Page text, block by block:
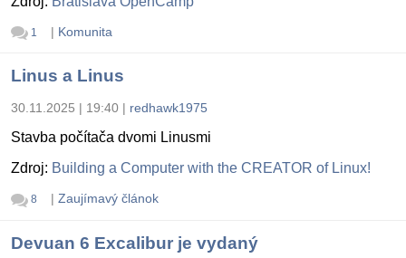
1 | Komunita
Linus a Linus
30.11.2025 | 19:40 | redhawk1975
Stavba počítača dvomi Linusmi
Zdroj: Building a Computer with the CREATOR of Linux!
8 | Zaujímavý článok
Devuan 6 Excalibur je vydaný